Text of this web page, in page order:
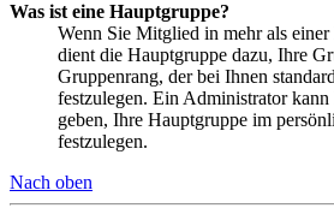
Was ist eine Hauptgruppe?
Wenn Sie Mitglied in mehr als
dient die Hauptgruppe dazu, Ihre
Gruppenrang, der bei Ihnen
festzulegen. Ein Administrator
geben, Ihre Hauptgruppe im
festzulegen.
Nach oben